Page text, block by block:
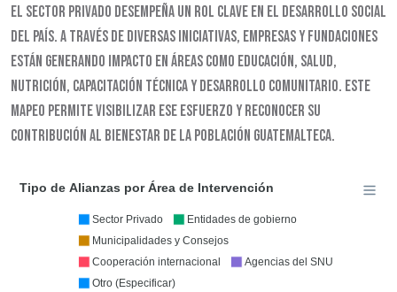
El sector privado desempeña un rol clave en el desarrollo social
del país. A través de diversas iniciativas, empresas y fundaciones
están generando impacto en áreas como educación, salud,
nutrición, capacitación técnica y desarrollo comunitario. Este
mapeo permite visibilizar ese esfuerzo y reconocer su
contribución al bienestar de la población guatemalteca.
Tipo de Alianzas por Área de Intervención
Sector Privado
Entidades de gobierno
Municipalidades y Consejos
Cooperación internacional
Agencias del SNU
Otro (Especificar)